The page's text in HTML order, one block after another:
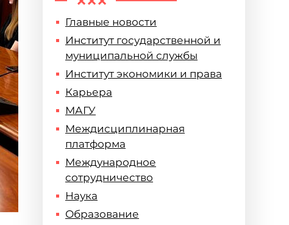
Главные новости
Институт государственной и
муниципальной службы
Институт экономики и права
Карьера
МАГУ
Междисциплинарная
платформа
Международное
сотрудничество
Наука
Образование